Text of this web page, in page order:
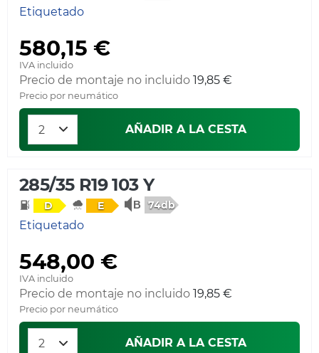
Etiquetado
580,15 €
IVA incluido
Precio de montaje no incluido 19,85 €
Precio por neumático
AÑADIR A LA CESTA
285/35 R19 103 Y
D E 74db
Etiquetado
548,00 €
IVA incluido
Precio de montaje no incluido 19,85 €
Precio por neumático
AÑADIR A LA CESTA